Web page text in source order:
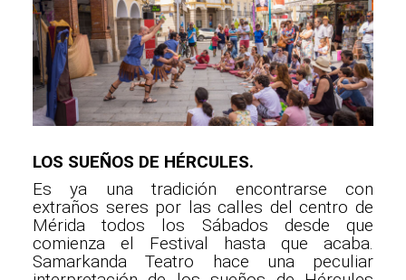
LOS SUEÑOS DE HÉRCULES.
Es ya una tradición encontrarse con
extraños seres por las calles del centro de
Mérida todos los Sábados desde que
comienza el Festival hasta que acaba.
Samarkanda Teatro hace una peculiar